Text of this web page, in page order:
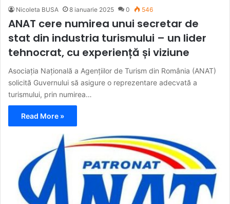
Nicoleta BUSA 8 ianuarie 2025 0 546
ANAT cere numirea unui secretar de
stat din industria turismului – un lider
tehnocrat, cu experiență și viziune
Asociația Națională a Agențiilor de Turism din România (ANAT)
solicită Guvernului să asigure o reprezentare adecvată a
turismului, prin numirea…
Read More »